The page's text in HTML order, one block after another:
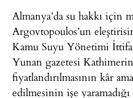
Almanya’da su hakkı için
Argovtopoulos’un
Kamu Suyu Yönetimi
Yunan gazetesi
fiyatlandırılmasının kâr
edilmesinin işe